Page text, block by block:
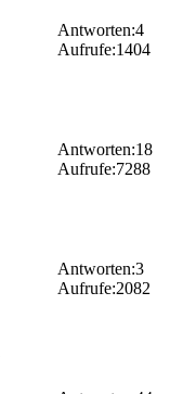
Antworten:4
Aufrufe:1404
Antworten:18
Aufrufe:7288
Antworten:3
Aufrufe:2082